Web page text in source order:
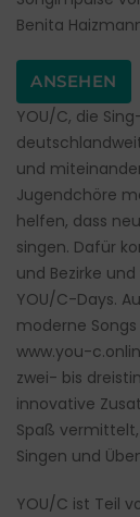
Benita
ANSEHEN
YOU/C, die
und
Jugendchöre
helfen, dass
singen. Dafür
und Bezirke
YOU/C-Days.
moderne
www.you-
zwei- bis
innovative
Spaß
Singen und
YOU/C ist Teil